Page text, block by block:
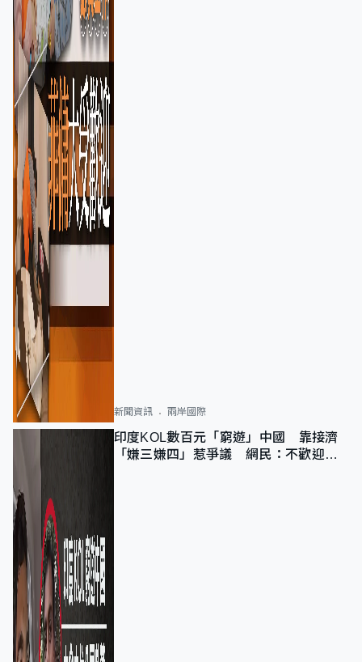
新聞資訊 兩岸國際
印度KOL數百元「窮遊」中國 靠接濟
「嫌三嫌四」惹爭議 網民：不歡迎劣